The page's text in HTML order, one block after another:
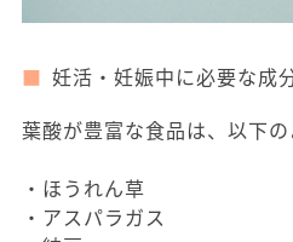
妊活・妊娠中に必要な成
葉酸が豊富な食品は、以下の
・ほうれん草
・アスパラガス